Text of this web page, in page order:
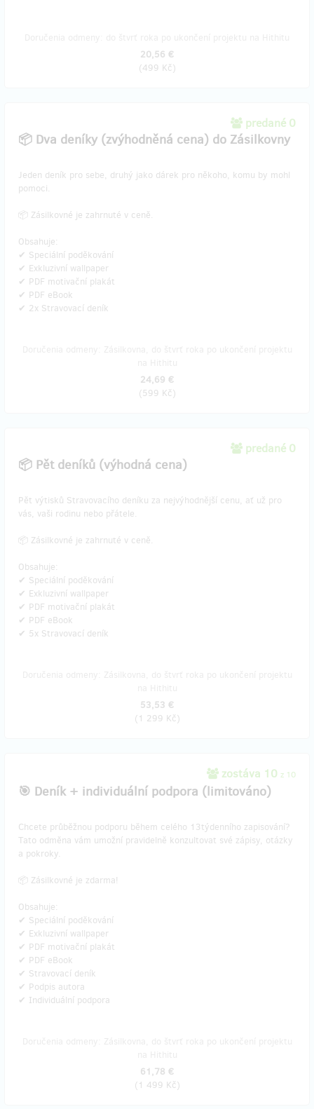
20,56 €
(499 Kč)
predané 0
📦 Dva deníky (zvýhodněná cena) do Zásilkovny
Jeden deník pro sebe, druhý jako dárek pro někoho, komu by mohl
pomoci.
📦 Zásilkovné je zahrnuté v ceně.
Obsahuje:
✔ Speciální poděkování
✔ Exkluzivní wallpaper
✔ PDF motivační plakát
✔ PDF eBook
✔ 2x Stravovací deník
24,69 €
(599 Kč)
predané 0
📦 Pět deníků (výhodná cena)
Pět výtisků Stravovacího deníku za nejvýhodnější cenu, ať už pro
vás, vaši rodinu nebo přátele.
📦 Zásilkovné je zahrnuté v ceně.
Obsahuje:
✔ Speciální poděkování
✔ Exkluzivní wallpaper
✔ PDF motivační plakát
✔ PDF eBook
✔ 5x Stravovací deník
53,53 €
(1 299 Kč)
zostáva 10 z 10
🎯 Deník + individuální podpora (limitováno)
Chcete průběžnou podporu během celého 13týdenního zapisování?
Tato odměna vám umožní pravidelně konzultovat své zápisy, otázky
a pokroky.
📦 Zásilkovné je zdarma!
Obsahuje:
✔ Speciální poděkování
✔ Exkluzivní wallpaper
✔ PDF motivační plakát
✔ PDF eBook
✔ Stravovací deník
✔ Podpis autora
✔ Individuální podpora
61,78 €
(1 499 Kč)